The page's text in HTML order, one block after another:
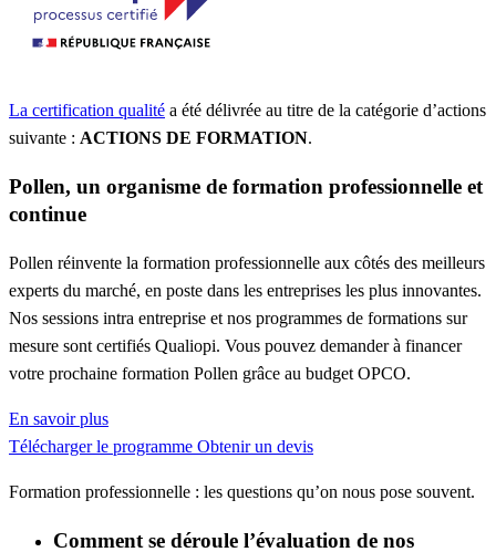
La certification qualité a été délivrée au titre de la catégorie d’actions
suivante : ACTIONS DE FORMATION.
Pollen, un organisme de formation professionnelle et
continue
Pollen réinvente la formation professionnelle aux côtés des meilleurs
experts du marché, en poste dans les entreprises les plus innovantes.
Nos sessions intra entreprise et nos programmes de formations sur
mesure sont certifiés Qualiopi. Vous pouvez demander à financer
votre prochaine formation Pollen grâce au budget OPCO.
En savoir plus
Télécharger le programme Obtenir un devis
Formation professionnelle : les questions qu’on nous pose souvent.
Comment se déroule l’évaluation de nos